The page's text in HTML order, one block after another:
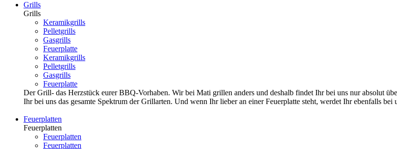
Grills
Grills
Keramikgrills
Pelletgrills
Gasgrills
Feuerplatte
Keramikgrills
Pelletgrills
Gasgrills
Feuerplatte
Der Grill- das Herzstück eurer BBQ-Vorhaben. Wir bei Mati grillen anders und deshalb findet Ihr bei uns nur absolut
Ihr bei uns das gesamte Spektrum der Grillarten. Und wenn Ihr lieber an einer Feuerplatte steht, werdet Ihr ebenfalls bei
Feuerplatten
Feuerplatten
Feuerplatten
Feuerplatten